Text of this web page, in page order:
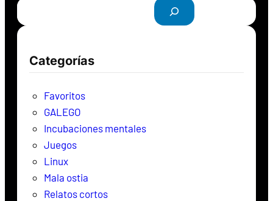
B
u
s
Categorías
Favoritos
GALEGO
Incubaciones mentales
Juegos
Linux
Mala ostia
Relatos cortos